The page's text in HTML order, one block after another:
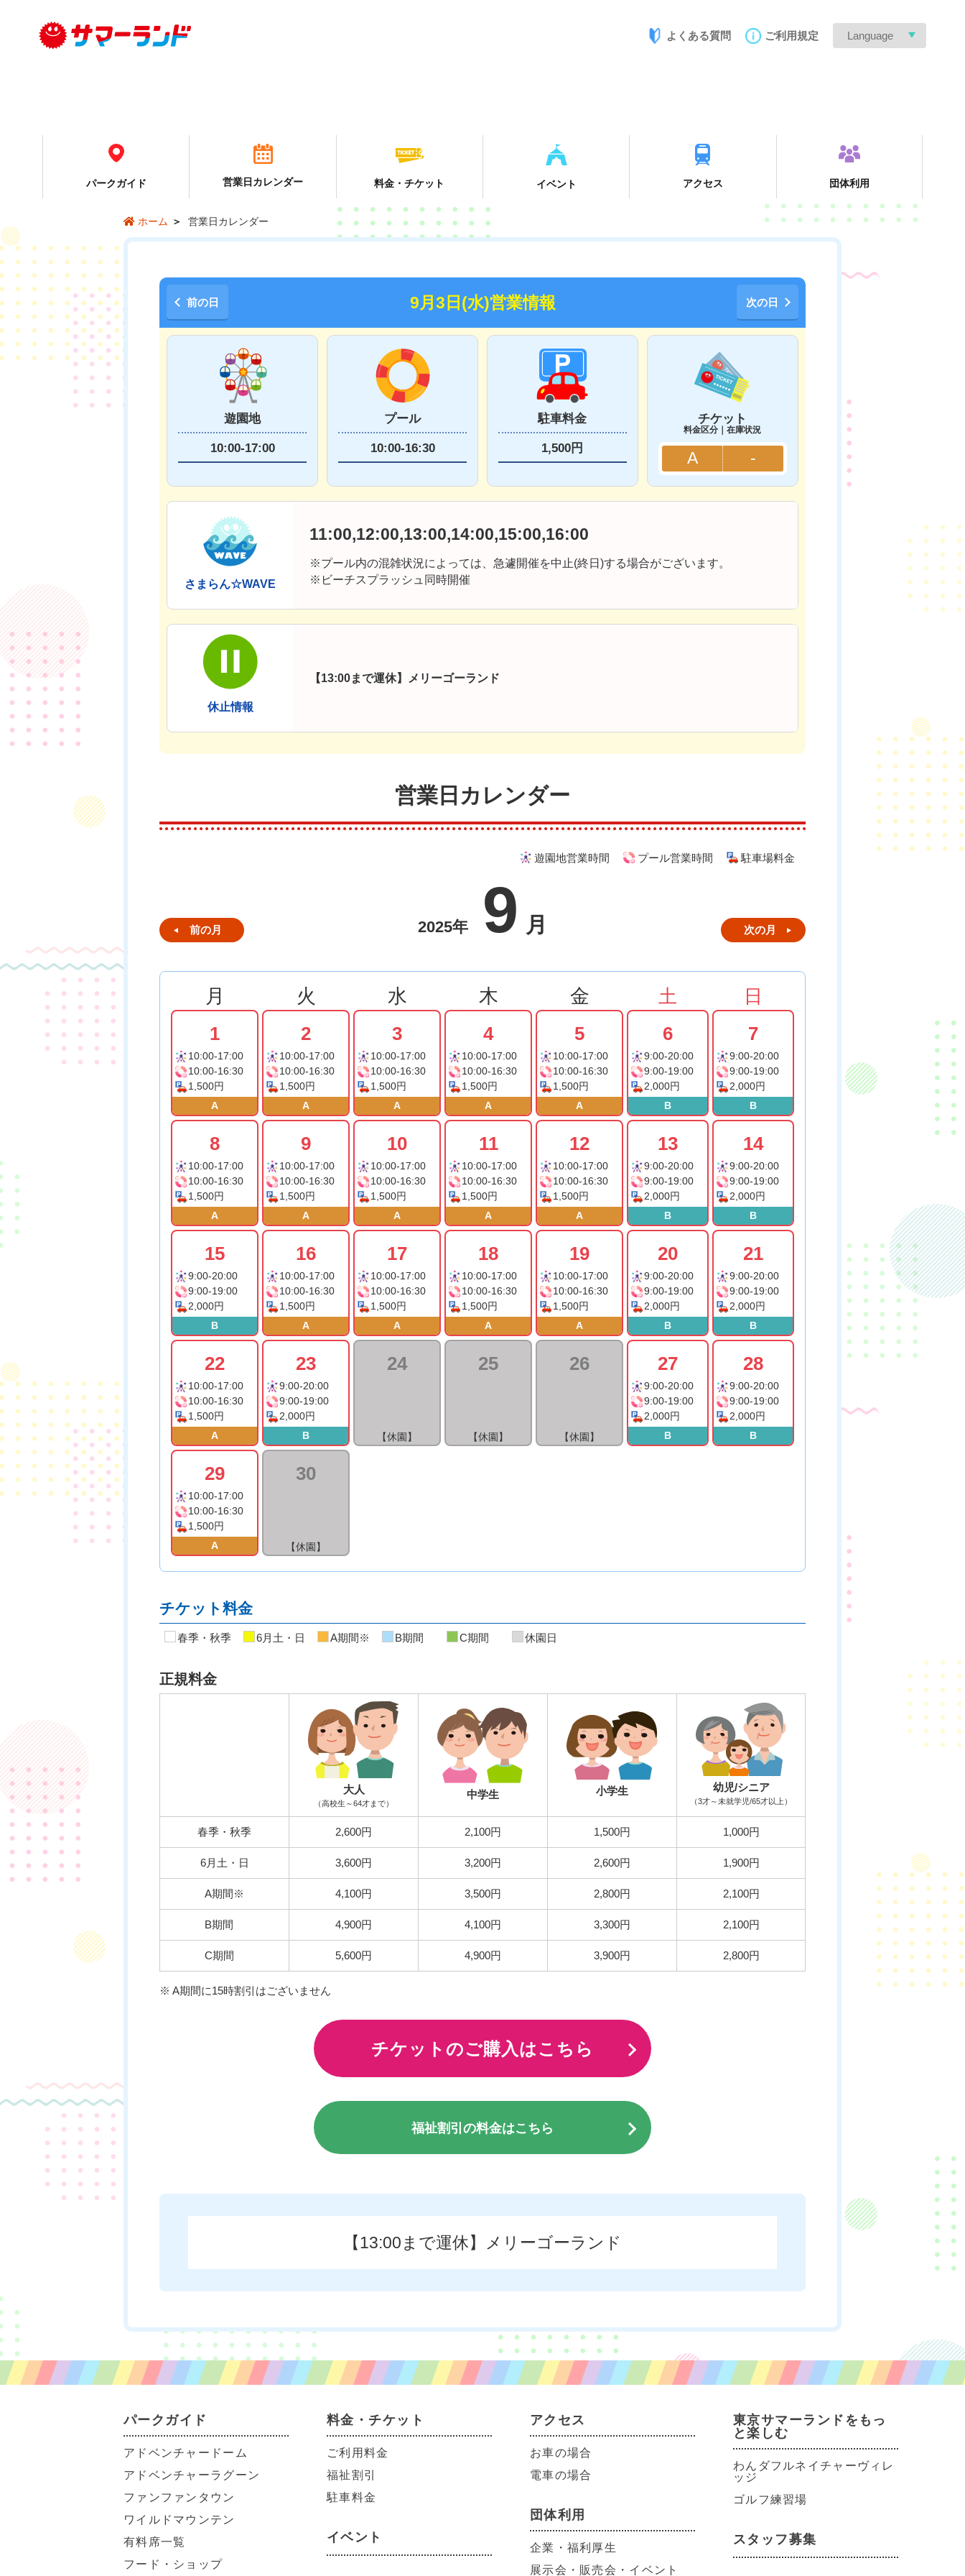
よくある質問 ご利用規定 Language
パークガイド 営業日カレンダー 料金・チケット イベント アクセス 団体利用
ホーム 営業日カレンダー
9月3日(水)営業情報
遊園地
10:00-17:00
プール
10:00-16:30
駐車料金
1,500円
チケット
料金区分｜在庫状況
A -
さまらん☆WAVE
11:00,12:00,13:00,14:00,15:00,16:00
※プール内の混雑状況によっては、急遽開催を中止(終日)する場合がございます。
※ビーチスプラッシュ同時開催
休止情報
【13:00まで運休】メリーゴーランド
営業日カレンダー
遊園地営業時間 プール営業時間 駐車場料金
前の月 2025年 9 月 次の月
月 火 水 木 金 土
日
1
10:00-17:00
10:00-16:30
1,500円
A
2
10:00-17:00
10:00-16:30
1,500円
A
3
10:00-17:00
10:00-16:30
1,500円
A
4
10:00-17:00
10:00-16:30
1,500円
A
5
10:00-17:00
10:00-16:30
1,500円
A
6
9:00-20:00
9:00-19:00
2,000円
B
7
9:00-20:00
9:00-19:00
2,000円
B
8
10:00-17:00
10:00-16:30
1,500円
A
9
10:00-17:00
10:00-16:30
1,500円
A
10
10:00-17:00
10:00-16:30
1,500円
A
11
10:00-17:00
10:00-16:30
1,500円
A
12
10:00-17:00
10:00-16:30
1,500円
A
13
9:00-20:00
9:00-19:00
2,000円
B
14
9:00-20:00
9:00-19:00
2,000円
B
15
9:00-20:00
9:00-19:00
2,000円
B
16
10:00-17:00
10:00-16:30
1,500円
A
17
10:00-17:00
10:00-16:30
1,500円
A
18
10:00-17:00
10:00-16:30
1,500円
A
19
10:00-17:00
10:00-16:30
1,500円
A
20
9:00-20:00
9:00-19:00
2,000円
B
21
9:00-20:00
9:00-19:00
2,000円
B
22
10:00-17:00
10:00-16:30
1,500円
A
23
9:00-20:00
9:00-19:00
2,000円
B
24
【休園】
25
【休園】
26
【休園】
27
9:00-20:00
9:00-19:00
2,000円
B
28
9:00-20:00
9:00-19:00
2,000円
B
29
10:00-17:00
10:00-16:30
1,500円
A
30
【休園】
チケット料金
春季・秋季 6月土・日 A期間※ B期間 C期間 休園日
正規料金
大人
（高校生～64才まで）
中学生 小学生 幼児/シニア
（3才～未就学児/65才以上）
春季・秋季 2,600円 2,100円 1,500円 1,000円
6月土・日 3,600円 3,200円 2,600円 1,900円
A期間※ 4,100円 3,500円 2,800円 2,100円
B期間 4,900円 4,100円 3,300円 2,100円
C期間 5,600円 4,900円 3,900円 2,800円
※ A期間に15時割引はございません
チケットのご購入はこちら
福祉割引の料金はこちら
【13:00まで運休】メリーゴーランド
パークガイド
アドベンチャードーム
アドベンチャーラグーン
ファンファンタウン
ワイルドマウンテン
有料席一覧
フード・ショップ
料金・チケット
ご利用料金
福祉割引
駐車料金
イベント
アクセス
お車の場合
電車の場合
団体利用
企業・福利厚生
展示会・販売会・イベント
東京サマーランドをもっ
と楽しむ
わんダフルネイチャーヴィレ
ッジ
ゴルフ練習場
スタッフ募集